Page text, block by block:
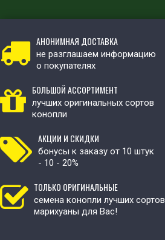
АНОНИМНАЯ ДОСТАВКА
не разглашаем информацию
о покупателях
БОЛЬШОЙ АССОРТИМЕНТ
лучших оригинальных сортов
конопли
АКЦИИ И СКИДКИ
бонусы к заказу от 10 штук
- 10 - 20%
ТОЛЬКО ОРИГИНАЛЬНЫЕ
семена конопли лучших сортов
марихуаны для Вас!